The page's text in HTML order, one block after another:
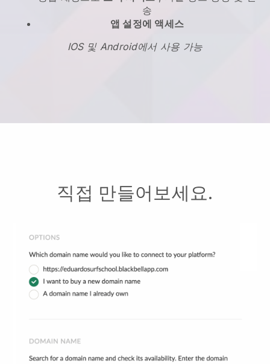
송
앱 설정에 액세스
IOS 및 Android에서 사용 가능
직접 만들어보세요.